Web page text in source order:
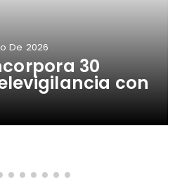
30
con
De 2026